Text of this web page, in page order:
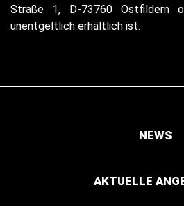
Straße 1, D-73760 Ostfildern
unentgeltlich erhältlich ist.
NEWS
AKTUELLE